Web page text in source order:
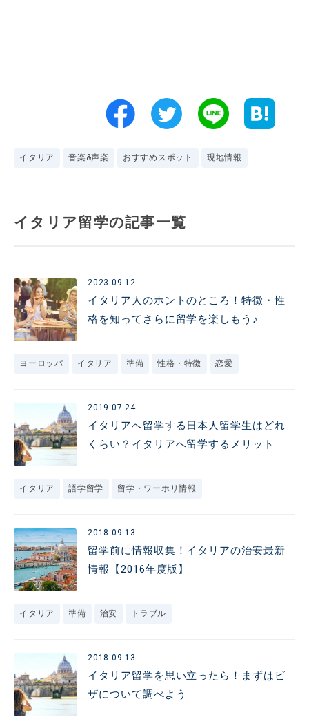
イタリア 音楽&声楽 おすすめスポット 現地情報
イタリア留学の記事一覧
2023.09.12
イタリア人のホントのところ！特徴・性
格を知ってさらに留学を楽しもう♪
ヨーロッパ イタリア 準備 性格・特徴 恋愛
2019.07.24
イタリアへ留学する日本人留学生はどれ
くらい？イタリアへ留学するメリット
イタリア 語学留学 留学・ワーホリ情報
2018.09.13
留学前に情報収集！イタリアの治安最新
情報【2016年度版】
イタリア 準備 治安 トラブル
2018.09.13
イタリア留学を思い立ったら！まずはビ
ザについて調べよう